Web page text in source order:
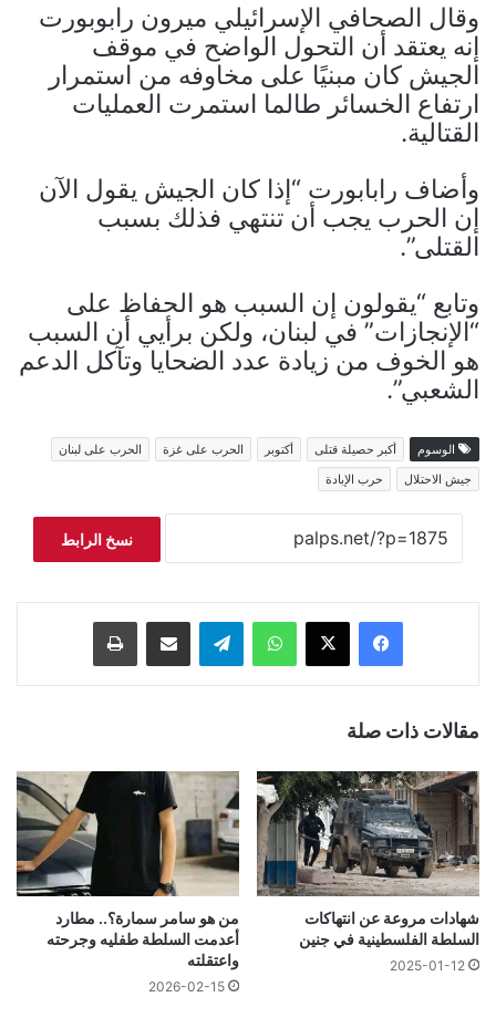
وقال الصحافي الإسرائيلي ميرون رابوبورت
إنه يعتقد أن التحول الواضح في موقف
الجيش كان مبنيًا على مخاوفه من استمرار
ارتفاع الخسائر طالما استمرت العمليات
القتالية.
وأضاف رابابورت “إذا كان الجيش يقول الآن
إن الحرب يجب أن تنتهي فذلك بسبب
القتلى”.
وتابع “يقولون إن السبب هو الحفاظ على
“الإنجازات” في لبنان، ولكن برأيي أن السبب
هو الخوف من زيادة عدد الضحايا وتآكل الدعم
الشعبي”.
الوسوم أكبر حصيلة قتلى أكتوبر الحرب على غزة
الحرب على لبنان
جيش الاحتلال
حرب الإبادة
نسخ الرابط
فيسبوك ‫X واتساب تيلقرام مشاركة عبر البريد طباعة
مقالات ذات صلة
شهادات مروعة عن انتهاكات
السلطة الفلسطينية في جنين
2025-01-12
من هو سامر سمارة؟.. مطارد
أعدمت السلطة طفليه وجرحته
واعتقلته
2026-02-15